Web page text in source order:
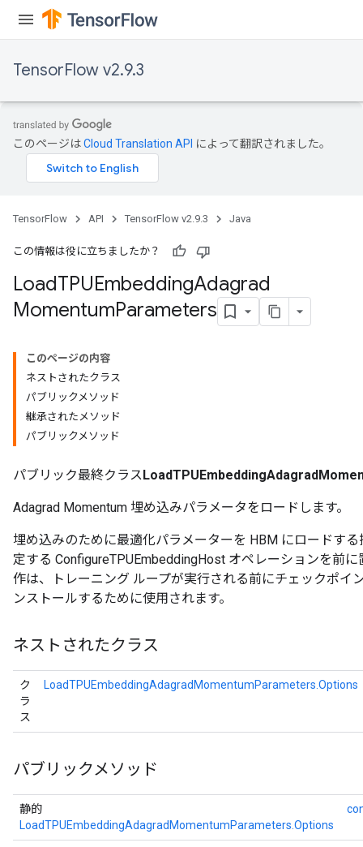
TensorFlow v2.9.3
このページはCloud Translation API によって翻訳されました。
TensorFlow API TensorFlow v2.9.3 Java
この情報は役に立ちましたか？
LoadTPUEmbeddingAdagrad
MomentumParameters
このページの内容
ネストされたクラス
パブリックメソッド
継承されたメソッド
パブリックメソッド
パブリック最終クラス
Adagrad Momentum 埋め込みパラメータをロードします。
埋め込みのために最適化パラメーターを HBM にロードす
定する ConfigureTPUEmbeddingHost オペレーションを前
作は、トレーニング ループが実行される前にチェックポイ
ンストールするために使用されます。
ネストされたクラス
ク
ラ
ス
LoadTPUEmbeddingAdagradMomentumParameters.Options
パブリックメソッド
静的
LoadTPUEmbeddingAdagradMomentumParameters.Options